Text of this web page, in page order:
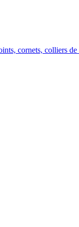
cornets, colliers de